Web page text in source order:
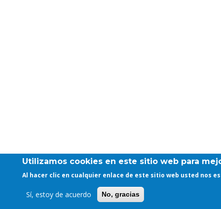
Utilizamos cookies en este sitio web para
Al hacer clic en cualquier enlace de este sitio web usted nos
Sí, estoy de acuerdo No, gracias